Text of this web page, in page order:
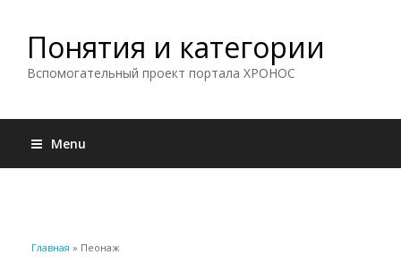
Понятия и категории
Вспомогательный проект портала ХРОНОС
Menu
Вы здесь
Главная » Пеонаж